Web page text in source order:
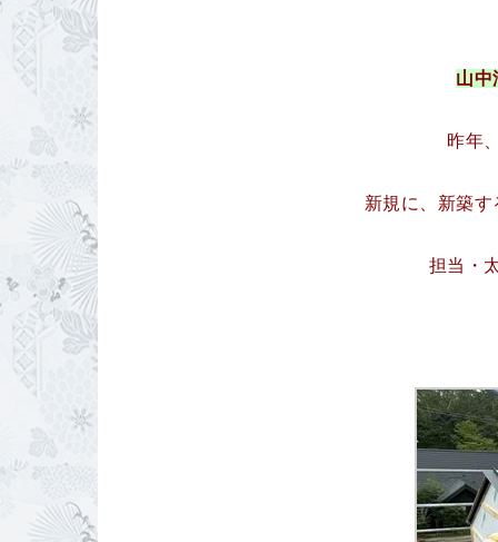
山中
昨年
新規に、新築
担当・